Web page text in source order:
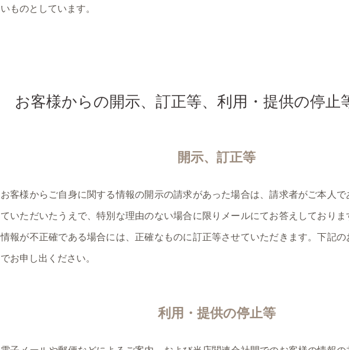
いものとしています。
お客様からの開示、訂正等、利用・提供の停止
開示、訂正等
お客様からご自身に関する情報の開示の請求があった場合は、請求者がご本人
ていただいたうえで、特別な理由のない場合に限りメールにてお答えしており
情報が不正確である場合には、正確なものに訂正等させていただきます。下記の
でお申し出ください。
利用・提供の停止等